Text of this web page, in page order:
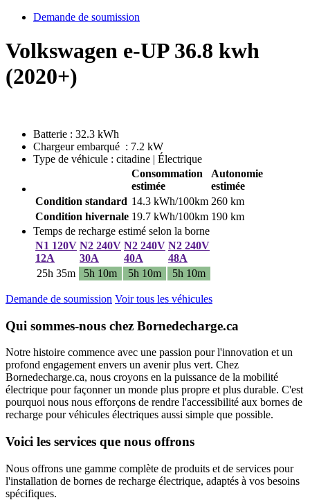
Demande de soumission
Volkswagen e-UP 36.8 kwh
(2020+)
Batterie : 32.3 kWh
Chargeur embarqué : 7.2 kW
Type de véhicule : citadine | Électrique
Consommation
estimée
Autonomie
estimée
Condition standard 14.3 kWh/100km 260 km
Condition hivernale 19.7 kWh/100km 190 km
Temps de recharge estimé selon la borne
N1 120V
12A
N2 240V
30A
N2 240V
40A
N2 240V
48A
25h 35m
5h 10m 5h 10m 5h 10m
Demande de soumission Voir tous les véhicules
Qui sommes-nous chez Bornedecharge.ca
Notre histoire commence avec une passion pour l'innovation et un
profond engagement envers un avenir plus vert. Chez
Bornedecharge.ca, nous croyons en la puissance de la mobilité
électrique pour façonner un monde plus propre et plus durable. C'est
pourquoi nous nous efforçons de rendre l'accessibilité aux bornes de
recharge pour véhicules électriques aussi simple que possible.
Voici les services que nous offrons
Nous offrons une gamme complète de produits et de services pour
l'installation de bornes de recharge électrique, adaptés à vos besoins
spécifiques.